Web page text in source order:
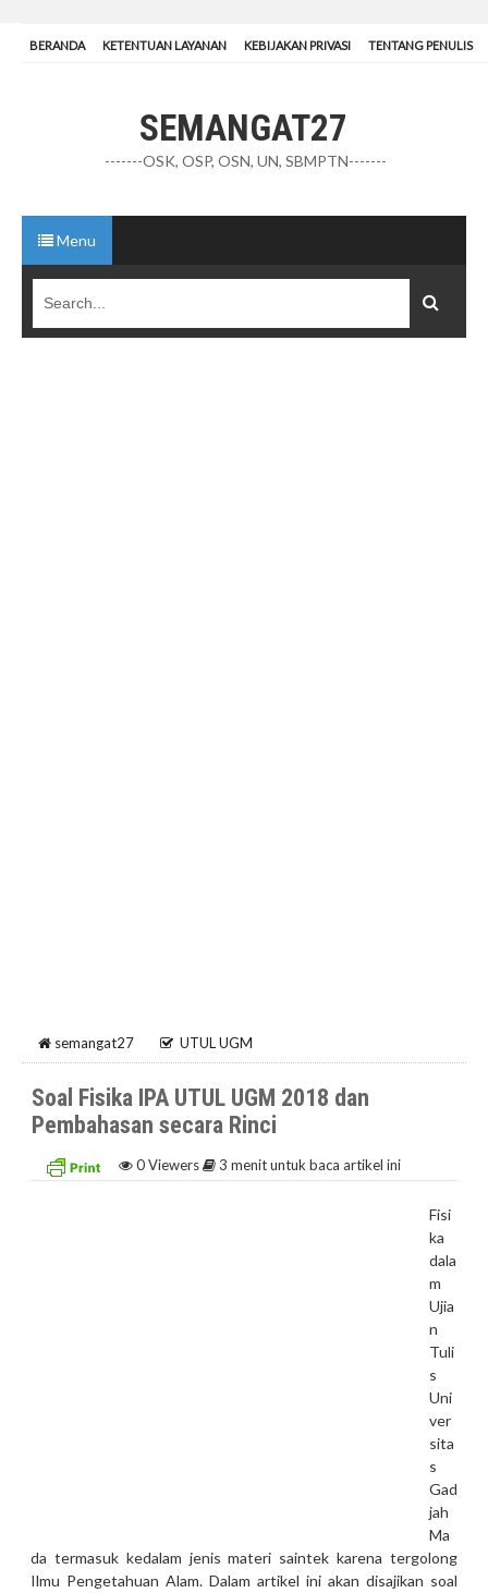
BERANDA KETENTUAN LAYANAN KEBIJAKAN PRIVASI TENTANG PENULIS
SEMANGAT27
-------OSK, OSP, OSN, UN, SBMPTN-------
Menu
semangat27 UTUL UGM
Soal Fisika IPA UTUL UGM 2018 dan
Pembahasan secara Rinci
0Viewers 3 menit untuk baca artikel ini
Fisi
ka
dala
m
Ujia
n
Tuli
s
Uni
ver
sita
s
Gad
jah
Ma
da termasuk kedalam jenis materi saintek karena tergolong
Ilmu Pengetahuan Alam. Dalam artikel ini akan disajikan soal